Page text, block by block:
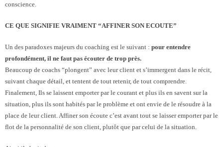
conscience.
CE QUE SIGNIFIE VRAIMENT “AFFINER SON ECOUTE”
Un des paradoxes majeurs du coaching est le suivant : pour entendre
profondément, il ne faut pas écouter de trop près.
Beaucoup de coachs “plongent” avec leur client et s’immergent dans le récit,
suivant chaque détail, et tentent de tout retenir, de tout comprendre.
Finalement, Ils se laissent emporter par le courant et plus ils en savent sur la
situation, plus ils sont habités par le problème et ont envie de le résoudre à la
place de leur client. Affiner son écoute c’est avant tout se laisser emporter par le
flot de la personnalité de son client, plutôt que par celui de la situation.